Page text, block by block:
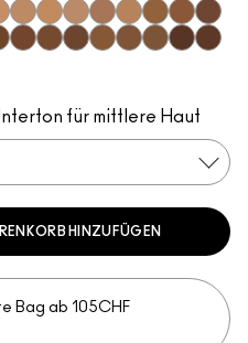
NW22NC27NC30
N5 N6 C3.5NW25
N6.5
NC44NC44.5
NW30
NW33NW35NW40NW43
NW44
für mittlere Haut
HINZUFÜGEN
Bag ab 105CHF